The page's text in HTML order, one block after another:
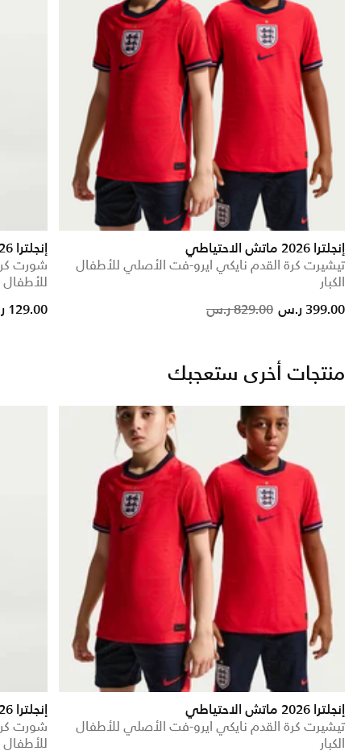
إنجلترا 2026 ماتش الاحتياطي
تيشيرت كرة القدم نايكي ايرو-فت الأصلي للأطفال
الكبار
Price reduced from
829.00 ر.س 399.00 ر.س
إنجلترا 2026 ستيديوم الاحتياطي
شورت
للأطفال
129.00 ر.س
منتجات أخرى ستعجبك
إنجلترا 2026 ماتش الاحتياطي
تيشيرت كرة القدم نايكي ايرو-فت الأصلي للأطفال
الكبار
إنجلترا 2026 ستيديوم الاحتياطي
شورت
للأطفال